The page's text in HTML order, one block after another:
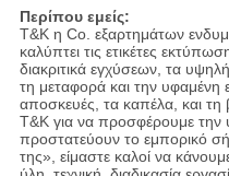
Περίπου εμείς:
T&K η Co. εξαρτημάτων
καλύπτει τις ετικέτες
διακριτικά εγχύσεων, τα
τη μεταφορά και την υφαμένη
αποσκευές, τα καπέλα, και τη
T&K για να προσφέρουμε
προστατεύουν το εμπορικό
της», είμαστε καλοί να